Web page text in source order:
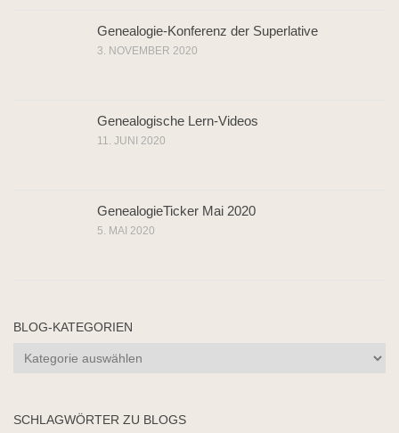
Genealogie-Konferenz der Superlative
3. NOVEMBER 2020
Genealogische Lern-Videos
11. JUNI 2020
GenealogieTicker Mai 2020
5. MAI 2020
BLOG-KATEGORIEN
Blog-
SCHLAGWÖRTER ZU BLOGS